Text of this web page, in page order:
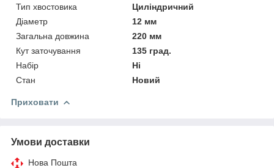
Тип хвостовика
Циліндричний
Діаметр
12 мм
Загальна довжина
220 мм
Кут заточування
135 град.
Набір
Ні
Стан
Новий
Приховати
Умови доставки
Нова Пошта